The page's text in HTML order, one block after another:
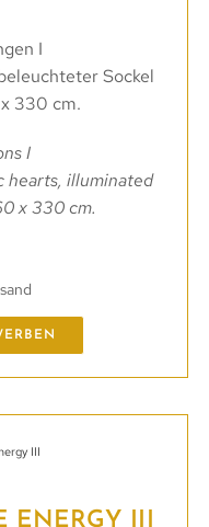
I
Sockel
330 cm.
I
hearts, illuminated
x 330 cm.
ENERGY III